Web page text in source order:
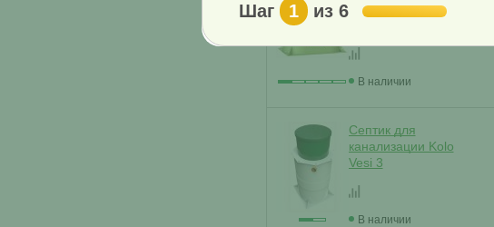
канализации Гринлос
В наличии
Септик для
канализации Kolo
Vesi 3
В наличии
Шаг 1 из 6